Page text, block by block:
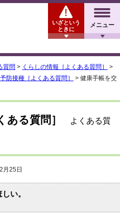
メニュー
いざという
ときに
質問 > くらしの情報［よくある質問］
>
防接種［よくある質問］
> 健康手帳を交
ある質問］
よくある質
25日
い。